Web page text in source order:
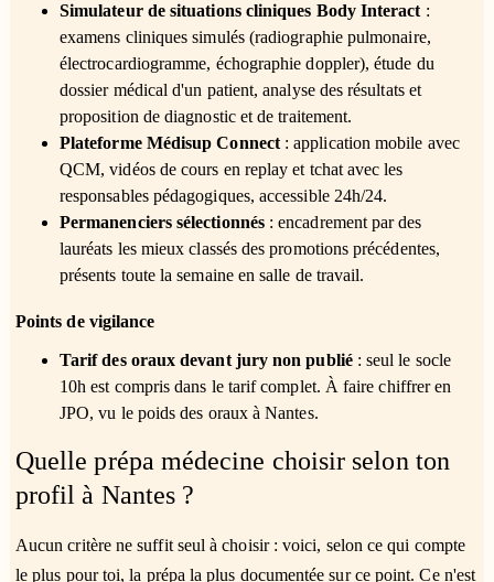
Simulateur de situations cliniques Body Interact :
examens cliniques simulés (radiographie pulmonaire,
électrocardiogramme, échographie doppler), étude du
dossier médical d'un patient, analyse des résultats et
proposition de diagnostic et de traitement.
Plateforme Médisup Connect: application mobile avec
QCM, vidéos de cours en replay et tchat avec les
responsables pédagogiques, accessible 24h/24.
Permanenciers sélectionnés: encadrement par des
lauréats les mieux classés des promotions précédentes,
présents toute la semaine en salle de travail.
Points de vigilance
Tarif des oraux devant jury non publié: seul le socle
10h est compris dans le tarif complet. À faire chiffrer en
JPO, vu le poids des oraux à Nantes.
Quelle prépa médecine choisir selon ton
profil à Nantes ?
Aucun critère ne suffit seul à choisir : voici, selon ce qui compte
le plus pour toi, la prépa la plus documentée sur ce point. Ce n'est